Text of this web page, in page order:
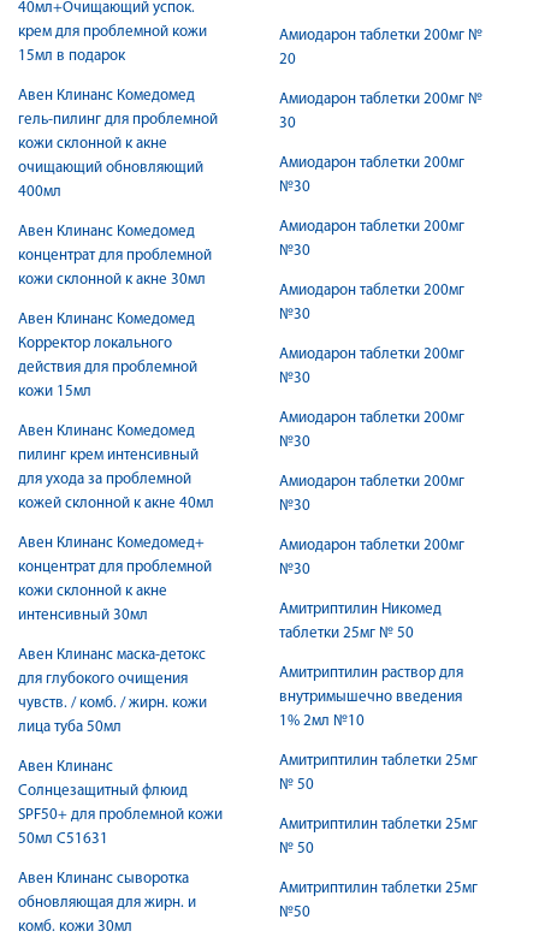
40мл+Очищающий успок.
крем для проблемной кожи
15мл в подарок
Авен Клинанс Комедомед
гель-пилинг для проблемной
кожи склонной к акне
очищающий обновляющий
400мл
Авен Клинанс Комедомед
концентрат для проблемной
кожи склонной к акне 30мл
Авен Клинанс Комедомед
Корректор локального
действия для проблемной
кожи 15мл
Авен Клинанс Комедомед
пилинг крем интенсивный
для ухода за проблемной
кожей склонной к акне 40мл
Авен Клинанс Комедомед+
концентрат для проблемной
кожи склонной к акне
интенсивный 30мл
Авен Клинанс маска-детокс
для глубокого очищения
чувств. / комб. / жирн. кожи
лица туба 50мл
Авен Клинанс
Солнцезащитный флюид
SPF50+ для проблемной кожи
50мл C51631
Авен Клинанс сыворотка
обновляющая для жирн. и
комб. кожи 30мл
Амиодарон таблетки 200мг №
20
Амиодарон таблетки 200мг №
30
Амиодарон таблетки 200мг
№30
Амиодарон таблетки 200мг
№30
Амиодарон таблетки 200мг
№30
Амиодарон таблетки 200мг
№30
Амиодарон таблетки 200мг
№30
Амиодарон таблетки 200мг
№30
Амиодарон таблетки 200мг
№30
Амитриптилин Никомед
таблетки 25мг № 50
Амитриптилин раствор для
внутримышечно введения
1% 2мл №10
Амитриптилин таблетки 25мг
№ 50
Амитриптилин таблетки 25мг
№ 50
Амитриптилин таблетки 25мг
№50